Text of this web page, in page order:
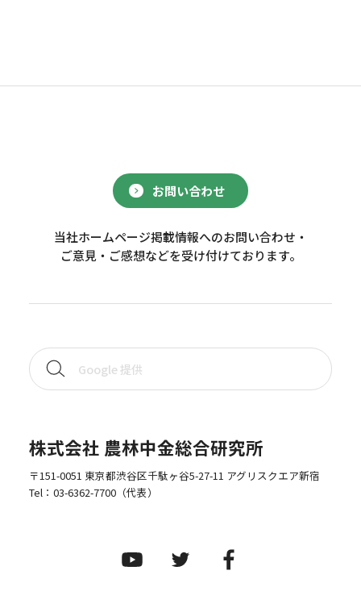
お問い合わせ
当社ホームページ掲載情報へのお問い合わせ・
ご意見・ご感想などを受け付けております。
株式会社 農林中金総合研究所
〒151-0051 東京都渋谷区千駄ヶ谷5-27-11 アグリスクエア新宿
Tel： 03-6362-7700（代表）